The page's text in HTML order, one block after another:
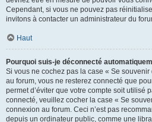
Cependant, si vous ne pouvez pas
invitons à contacter un administrateur du
Haut
Pourquoi suis-je déconnecté
Si vous ne cochez pas la case « Se
au forum, vous ne resterez connecté que
permet d’éviter que votre compte soit utilisé
connecté, veuillez cocher la case « Se
connexion au forum. Ceci n’est pas
depuis un ordinateur public, comme une